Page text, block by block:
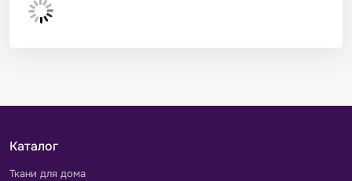
Каталог
Ткани для дома